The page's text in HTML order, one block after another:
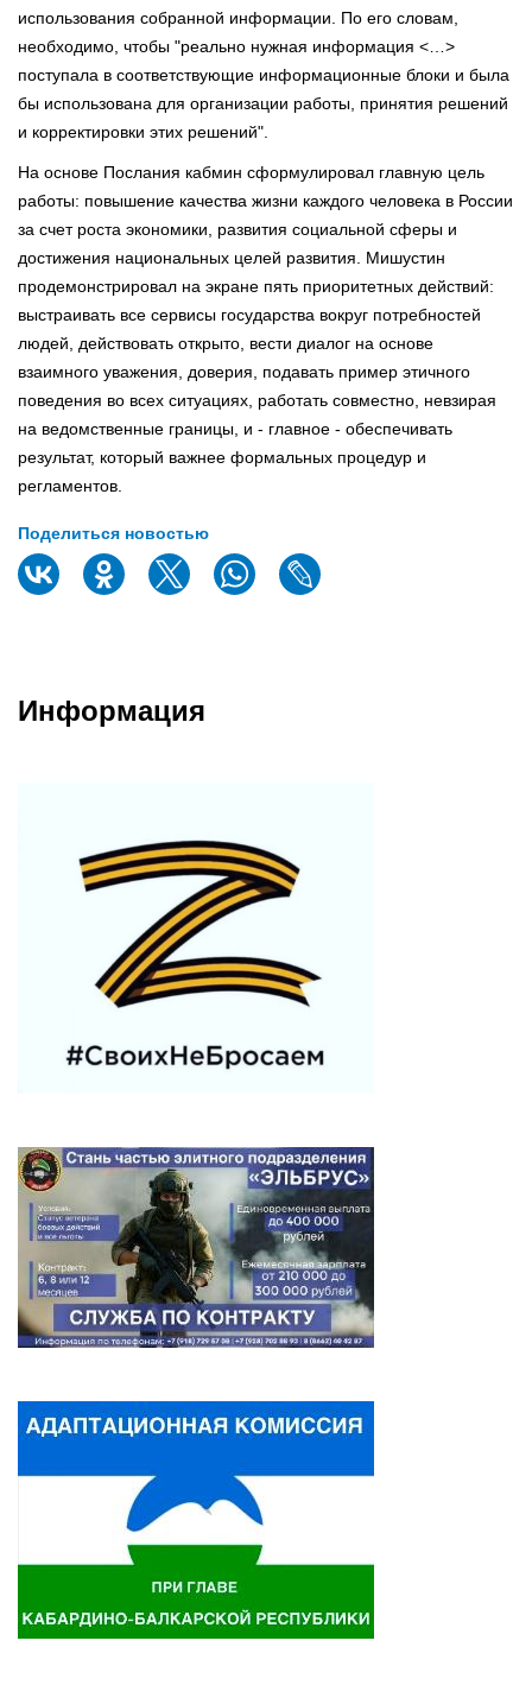
использования собранной информации. По его словам,
необходимо, чтобы "реально нужная информация <…>
поступала в соответствующие информационные блоки и была
бы использована для организации работы, принятия решений
и корректировки этих решений".
На основе Послания кабмин сформулировал главную цель
работы: повышение качества жизни каждого человека в России
за счет роста экономики, развития социальной сферы и
достижения национальных целей развития. Мишустин
продемонстрировал на экране пять приоритетных действий:
выстраивать все сервисы государства вокруг потребностей
людей, действовать открыто, вести диалог на основе
взаимного уважения, доверия, подавать пример этичного
поведения во всех ситуациях, работать совместно, невзирая
на ведомственные границы, и - главное - обеспечивать
результат, который важнее формальных процедур и
регламентов.
Поделиться новостью
Информация